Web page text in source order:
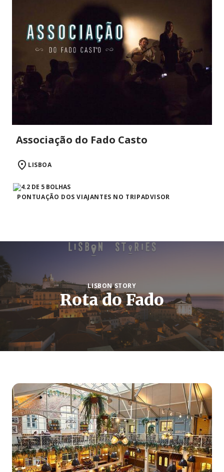
Associação do Fado Casto
LISBOA
PONTUAÇÃO DOS VIAJANTES NO TRIPADVISOR
LISBON STORY
Rota do Fado